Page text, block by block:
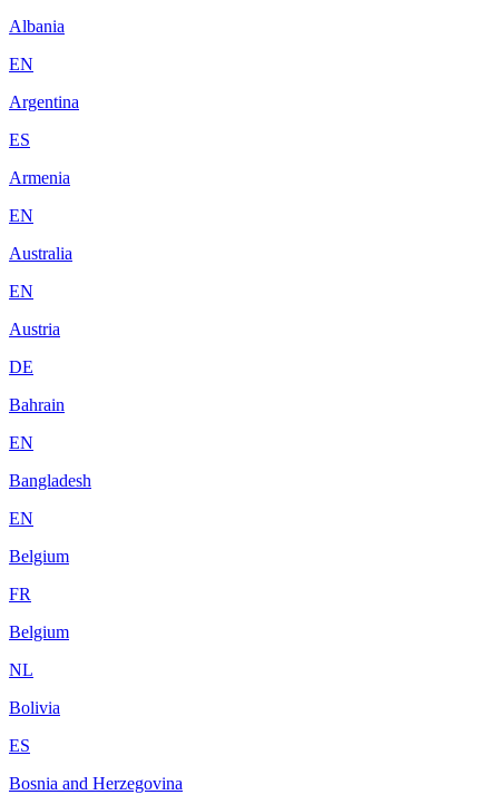
Albania
EN
Argentina
ES
Armenia
EN
Australia
EN
Austria
DE
Bahrain
EN
Bangladesh
EN
Belgium
FR
Belgium
NL
Bolivia
ES
Bosnia and Herzegovina